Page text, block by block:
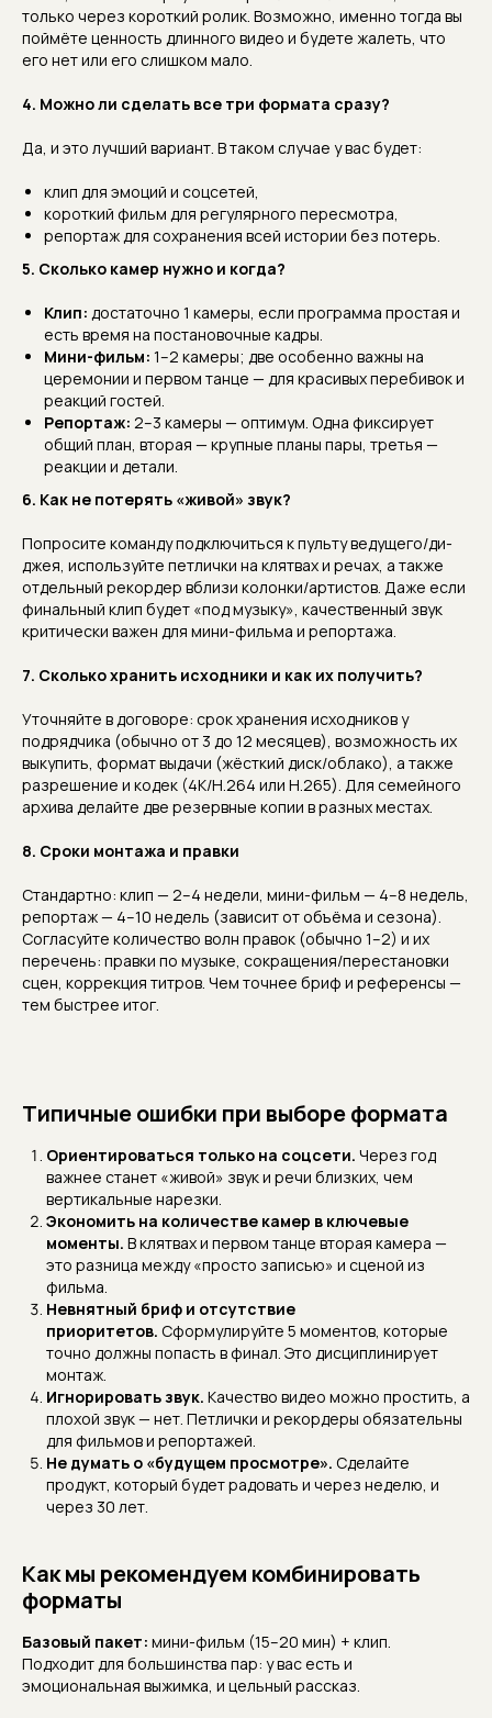
только через короткий ролик. Возможно, именно тогда вы
поймёте ценность длинного видео и будете жалеть, что
его нет или его слишком мало.
4. Можно ли сделать все три формата сразу?
Да, и это лучший вариант. В таком случае у вас будет:
клип для эмоций и соцсетей,
короткий фильм для регулярного пересмотра,
репортаж для сохранения всей истории без потерь.
5. Сколько камер нужно и когда?
Клип: достаточно 1 камеры, если программа простая и
есть время на постановочные кадры.
Мини-фильм: 1–2 камеры; две особенно важны на
церемонии и первом танце — для красивых перебивок и
реакций гостей.
Репортаж: 2–3 камеры — оптимум. Одна фиксирует
общий план, вторая — крупные планы пары, третья —
реакции и детали.
6. Как не потерять «живой» звук?
Попросите команду подключиться к пульту ведущего/ди-
джея, используйте петлички на клятвах и речах, а также
отдельный рекордер вблизи колонки/артистов. Даже если
финальный клип будет «под музыку», качественный звук
критически важен для мини-фильма и репортажа.
7. Сколько хранить исходники и как их получить?
Уточняйте в договоре: срок хранения исходников у
подрядчика (обычно от 3 до 12 месяцев), возможность их
выкупить, формат выдачи (жёсткий диск/облако), а также
разрешение и кодек (4K/H.264 или H.265). Для семейного
архива делайте две резервные копии в разных местах.
8. Сроки монтажа и правки
Стандартно: клип — 2–4 недели, мини-фильм — 4–8 недель,
репортаж — 4–10 недель (зависит от объёма и сезона).
Согласуйте количество волн правок (обычно 1–2) и их
перечень: правки по музыке, сокращения/перестановки
сцен, коррекция титров. Чем точнее бриф и референсы —
тем быстрее итог.
Типичные ошибки при выборе формата
Ориентироваться только на соцсети. Через год
важнее станет «живой» звук и речи близких, чем
вертикальные нарезки.
Экономить на количестве камер в ключевые
моменты. В клятвах и первом танце вторая камера —
это разница между «просто записью» и сценой из
фильма.
Невнятный бриф и отсутствие
приоритетов. Сформулируйте 5 моментов, которые
точно должны попасть в финал. Это дисциплинирует
монтаж.
Игнорировать звук. Качество видео можно простить, а
плохой звук — нет. Петлички и рекордеры обязательны
для фильмов и репортажей.
Не думать о «будущем просмотре». Сделайте
продукт, который будет радовать и через неделю, и
через 30 лет.
Как мы рекомендуем комбинировать
форматы
Базовый пакет: мини-фильм (15–20 мин) + клип.
Подходит для большинства пар: у вас есть и
эмоциональная выжимка, и цельный рассказ.